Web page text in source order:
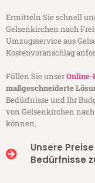
Ermitteln Sie schnell
Gelsenkirchen nach
Umzugsservice aus
Kostenvoranschlag
Füllen Sie unser
maßgeschneiderte
Bedürfnisse und Ihr
von Gelsenkirchen
können.
Unsere
Bedürfnisse